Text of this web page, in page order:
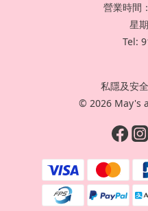
營業時間
星
Tel:
私隱及安全
© 2026 May's